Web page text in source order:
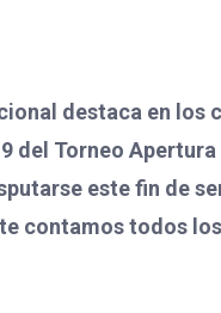
destaca en los
del Torneo Apertura
este fin de
contamos todos